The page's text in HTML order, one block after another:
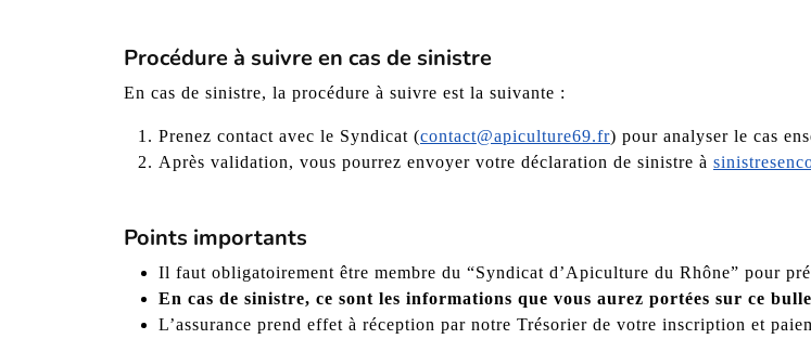
Procédure à suivre en cas de sinistre
En cas de sinistre, la procédure à suivre est la suivante :
Prenez contact avec le Syndicat (contact@apiculture69.fr) pour analyser le cas
Après validation, vous pourrez envoyer votre déclaration de sinistre à
Points importants
Il faut obligatoirement être membre du “Syndicat d’Apiculture du Rhône” pour
En cas de sinistre, ce sont les informations que vous aurez portées sur ce
L’assurance prend effet à réception par notre Trésorier de votre inscription et